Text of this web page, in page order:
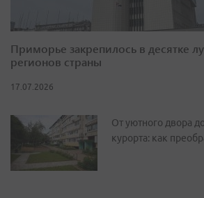
Приморье закрепилось в десятке
регионов страны
17.07.2026
От уютного двора
курорта: как